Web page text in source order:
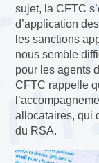
sujet, la CFTC
d’application
les sanctions
nous semble
pour les agents
CFTC rappelle
allocataires, qui
du RSA.